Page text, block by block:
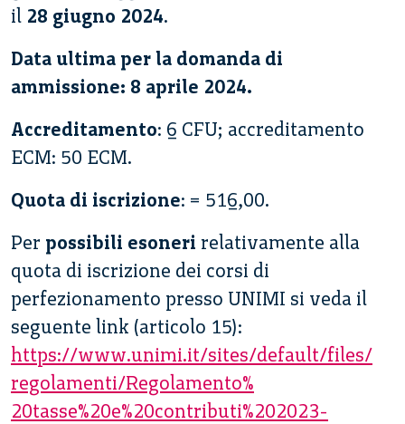
il 28 giugno 2024.
Data ultima per la domanda di
ammissione: 8 aprile 2024.
Accreditamento: 6 CFU; accreditamento
ECM: 50 ECM.
Quota di iscrizione: € 516,00.
Per possibili esoneri relativamente alla
quota di iscrizione dei corsi di
perfezionamento presso UNIMI si veda il
seguente link (articolo 15):
https://www.unimi.it/sites/default/files/
regolamenti/Regolamento%
20tasse%20e%20contributi%202023-